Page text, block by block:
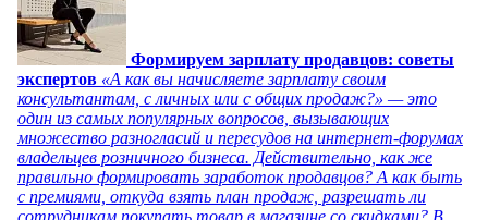
Формируем зарплату продавцов: советы
экспертов «А как вы начисляете зарплату своим
консультантам, с личных или с общих продаж?» — это
один из самых популярных вопросов, вызывающих
множество разногласий и пересудов на интернет-форумах
владельцев розничного бизнеса. Действительно, как же
правильно формировать заработок продавцов? А как быть
с премиями, откуда взять план продаж, разрешать ли
сотрудникам покупать товар в магазине со скидками? В